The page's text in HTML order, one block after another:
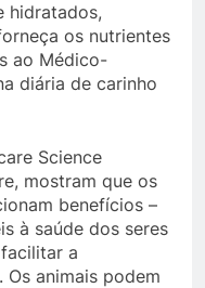
hidratados,
os nutrientes
ao Médico-
diária de carinho
Science
mostram que os
benefícios –
à saúde dos seres
a
animais podem